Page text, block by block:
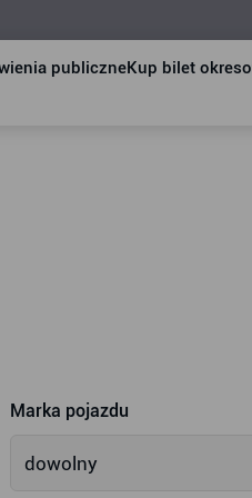
publiczneKup bilet
Marka pojazdu
dowolny